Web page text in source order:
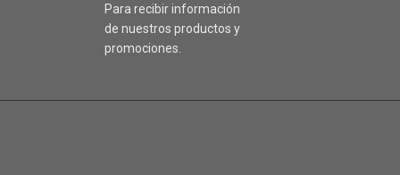
Para recibir información
de nuestros productos y
promociones.